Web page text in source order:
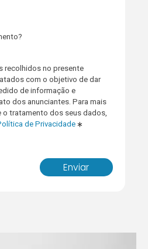
recolhidos no presente
com o objetivo de dar
de informação e
dos anunciantes. Para mais
tratamento dos seus dados,
de Privacidade
Enviar